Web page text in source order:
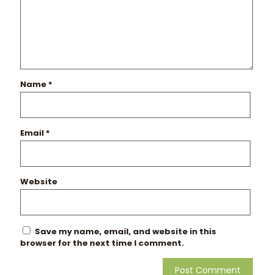
Name *
Email *
Website
Save my name, email, and website in this
browser for the next time I comment.